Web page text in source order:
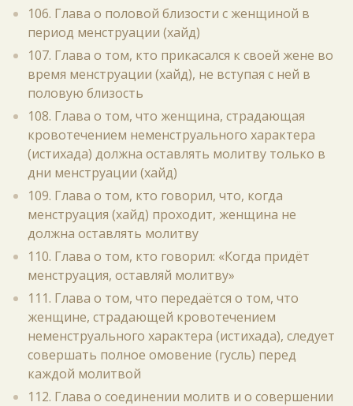
106. Глава о половой близости с женщиной в
период менструации (хайд)
107. Глава о том, кто прикасался к своей жене во
время менструации (хайд), не вступая с ней в
половую близость
108. Глава о том, что женщина, страдающая
кровотечением неменструального характера
(истихада) должна оставлять молитву только в
дни менструации (хайд)
109. Глава о том, кто говорил, что, когда
менструация (хайд) проходит, женщина не
должна оставлять молитву
110. Глава о том, кто говорил: «Когда придёт
менструация, оставляй молитву»
111. Глава о том, что передаётся о том, что
женщине, страдающей кровотечением
неменструального характера (истихада), следует
совершать полное омовение (гусль) перед
каждой молитвой
112. Глава о соединении молитв и о совершении